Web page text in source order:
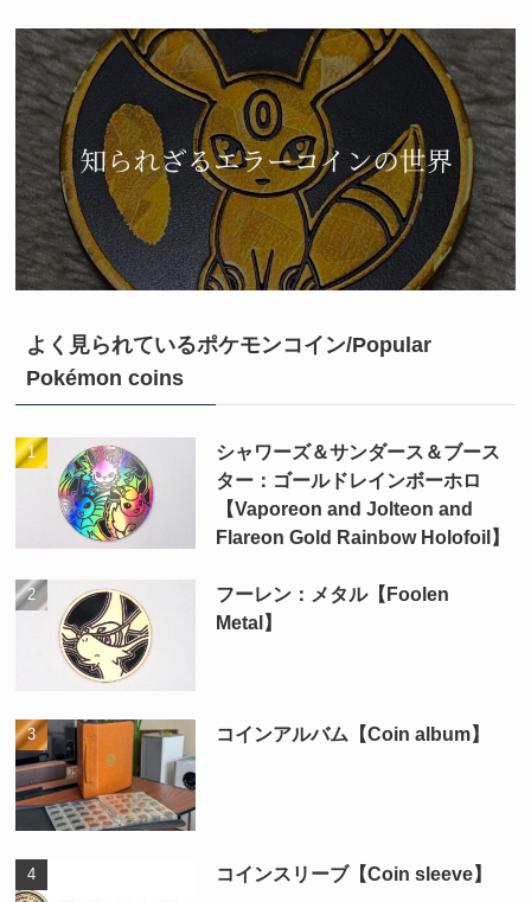
よく見られているポケモンコイン/Popular
Pokémon coins
シャワーズ＆サンダース＆ブース
ター：ゴールドレインボーホロ
【Vaporeon and Jolteon and
Flareon Gold Rainbow Holofoil】
フーレン：メタル【Foolen
Metal】
コインアルバム【Coin album】
コインスリーブ【Coin sleeve】